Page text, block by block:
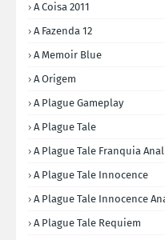
A Coisa 2011
A Fazenda 12
A Memoir Blue
A Origem
A Plague Gameplay
A Plague Tale
A Plague Tale Franquia
A Plague Tale Innocence
A Plague Tale Innocence
A Plague Tale Requiem